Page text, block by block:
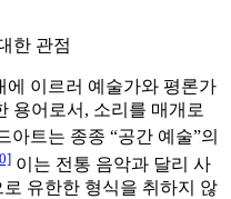
한 관점
에 이르러 예술가와 평론가
용어로서, 소리를 매개로
아트는 종종 “공간 예술”의
이는 전통 음악과 달리 사
유한한 형식을 취하지 않